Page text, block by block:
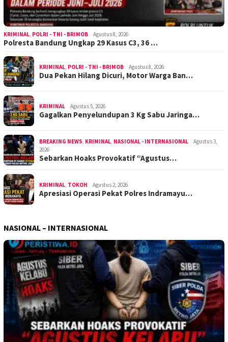
KRIMINAL POLRI - TNI - BRIMOB Agustus 8, 2026
Polresta Bandung Ungkap 29 Kasus C3, 36 …
KRIMINAL POLRI - TNI - BRIMOB Agustus 8, 2026
Dua Pekan Hilang Dicuri, Motor Warga Ban…
KRIMINAL Agustus 5, 2026
Gagalkan Penyelundupan 3 Kg Sabu Jaringa…
BREAKING NEWS KRIMINAL NASIONAL - INTERNASIONAL
Agustus 3,
2026
Sebarkan Hoaks Provokatif “Agustus…
KRIMINAL TOKOH Agustus 2, 2026
Apresiasi Operasi Pekat Polres Indramayu…
NASIONAL – INTERNASIONAL